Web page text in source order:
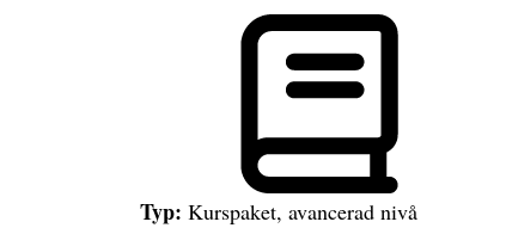
Typ: Kurspaket, avancerad nivå